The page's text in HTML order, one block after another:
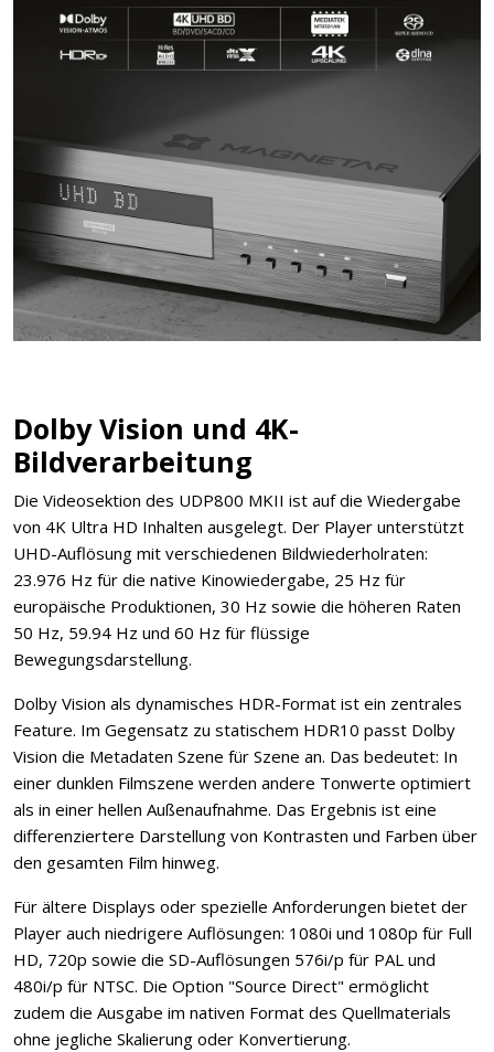
Dolby Vision und 4K-
Bildverarbeitung
Die Videosektion des UDP800 MKII ist auf die Wiedergabe
von 4K Ultra HD Inhalten ausgelegt. Der Player unterstützt
UHD-Auflösung mit verschiedenen Bildwiederholraten:
23.976 Hz für die native Kinowiedergabe, 25 Hz für
europäische Produktionen, 30 Hz sowie die höheren Raten
50 Hz, 59.94 Hz und 60 Hz für flüssige
Bewegungsdarstellung.
Dolby Vision als dynamisches HDR-Format ist ein zentrales
Feature. Im Gegensatz zu statischem HDR10 passt Dolby
Vision die Metadaten Szene für Szene an. Das bedeutet: In
einer dunklen Filmszene werden andere Tonwerte optimiert
als in einer hellen Außenaufnahme. Das Ergebnis ist eine
differenziertere Darstellung von Kontrasten und Farben über
den gesamten Film hinweg.
Für ältere Displays oder spezielle Anforderungen bietet der
Player auch niedrigere Auflösungen: 1080i und 1080p für Full
HD, 720p sowie die SD-Auflösungen 576i/p für PAL und
480i/p für NTSC. Die Option "Source Direct" ermöglicht
zudem die Ausgabe im nativen Format des Quellmaterials
ohne jegliche Skalierung oder Konvertierung.